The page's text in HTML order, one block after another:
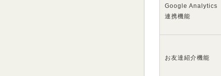
Google Analytics
連携機能
お友達紹介機能